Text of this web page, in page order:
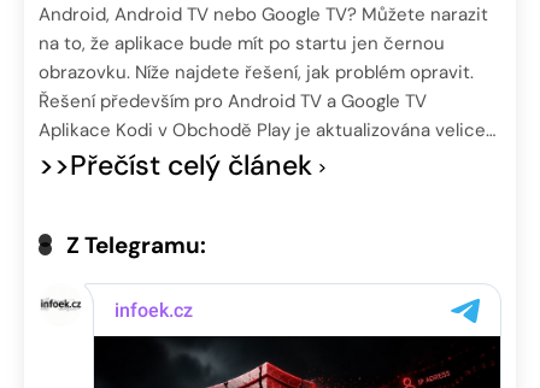
Android, Android TV nebo Google TV? Můžete narazit
na to, že aplikace bude mít po startu jen černou
obrazovku. Níže najdete řešení, jak problém opravit.
Řešení především pro Android TV a Google TV
Aplikace Kodi v Obchodě Play je aktualizována velice…
>>Přečíst celý článek
Z Telegramu: